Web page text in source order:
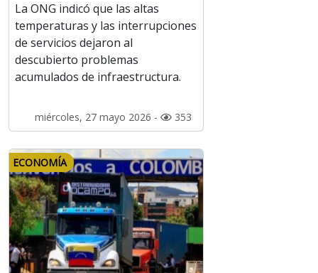
La ONG indicó que las altas
temperaturas y las interrupciones
de servicios dejaron al
descubierto problemas
acumulados de infraestructura.
miércoles, 27 mayo 2026 - 353
ECONOMÍA